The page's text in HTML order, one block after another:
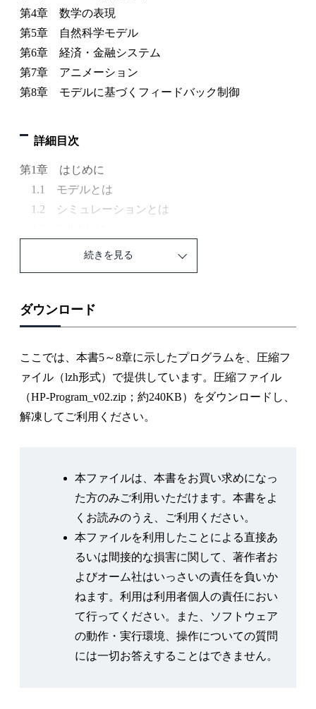
第4章 数学の表現
第5章 自然科学モデル
第6章 経済・金融システム
第7章 アニメーション
第8章 モデルに基づくフィードバック制御
詳細目次
第1章 はじめに
1.1 モデルとは
1.2 シミュレーションとは
1.4 Scicosとは
2.1 起動，終了とメインウィンドウ
2.2 まずは計算しよう
2.4 行列，ベクトル操作
2.5 多項式の定義
2.6 Scipadエディタの使用
2.7 2Dグラフ
2.8.2 条件文
2.8.3 ループ
2.8.4 関 数
2.9 ヘルプとデモ
第3章 Scicosの使用方法
3.1 エディタウィンドウのメニューとパレット
3.2 編 集
3.2.1 ショートカットキーを用いる
3.2.2 基本的な編集の例
3.3 動かしてみよう
続きを見る
ダウンロード
ここでは、本書5～8章に示したプログラムを、圧縮フ
ァイル（lzh形式）で提供しています。圧縮ファイル
（HP-Program_v02.zip；約240KB）をダウンロードし、
解凍してご利用ください。
本ファイルは、本書をお買い求めになっ
た方のみご利用いただけます。本書をよ
くお読みのうえ、ご利用ください。
本ファイルを利用したことによる直接あ
るいは間接的な損害に関して、著作者お
よびオーム社はいっさいの責任を負いか
ねます。利用は利用者個人の責任におい
て行ってください。また、ソフトウェア
の動作・実行環境、操作についての質問
には一切お答えすることはできません。